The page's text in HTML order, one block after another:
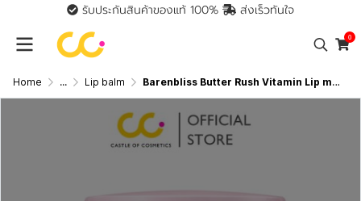
รับประกันสินค้าของแท้ 100% ส่งเร็วทันใจ
0
Home ... Lip balm Barenbliss Butter Rush Vitamin Lip mask ลิปมาส์กบำรุงริมฝีปาก นุ่มชุ่มชื้นตลอดทั้งวัน